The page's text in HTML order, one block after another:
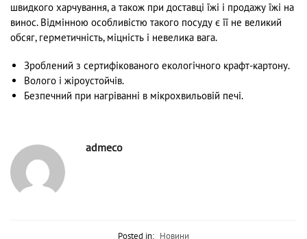
швидкого харчування, а також при доставці їжі і продажу їжі на
винос. Відмінною особливістю такого посуду є її не великий
обсяг, герметичність, міцність і невелика вага.
Зроблений з сертифікованого екологічного крафт-картону.
Волого і жіроустойчів.
Безпечний при нагріванні в мікрохвильовій печі.
admeco
Posted in: Новини